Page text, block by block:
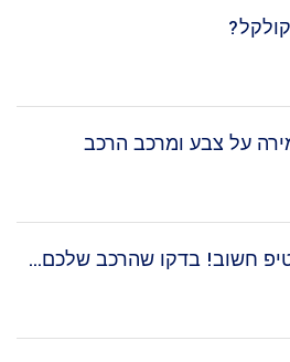
על צבע ומרכב הרכב
חשוב! בדקו שהרכב שלכם...